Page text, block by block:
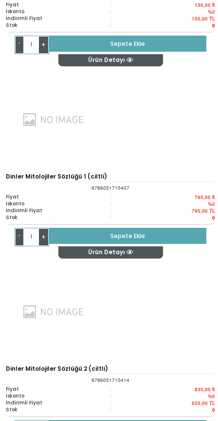
Fiyat : 150,00 ₺
İskonto : %0
İndirimli Fiyat : 150,00 TL
Stok : 0
- +
Sepete Ekle
Ürün Detayı
Dinler Mitolojiler Sözlüğü 1 (ciltli)
9786051715407
Fiyat : 795,00 ₺
İskonto : %0
İndirimli Fiyat : 795,00 TL
Stok : 0
- +
Sepete Ekle
Ürün Detayı
Dinler Mitolojiler Sözlüğü 2 (ciltli)
9786051715414
Fiyat : 835,00 ₺
İskonto : %0
İndirimli Fiyat : 835,00 TL
Stok : 0